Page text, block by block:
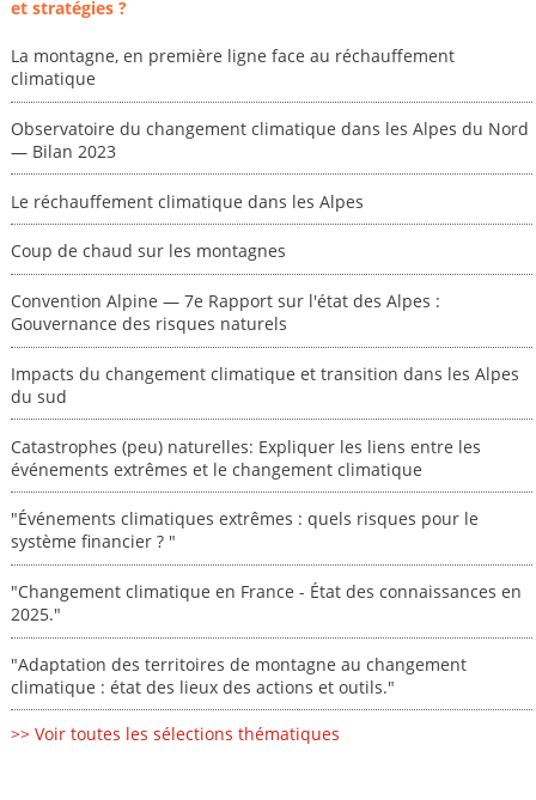
et stratégies ?
La montagne, en première ligne face au réchauffement
climatique
Observatoire du changement climatique dans les Alpes du Nord
— Bilan 2023
Le réchauffement climatique dans les Alpes
Coup de chaud sur les montagnes
Convention Alpine — 7e Rapport sur l'état des Alpes :
Gouvernance des risques naturels
Impacts du changement climatique et transition dans les Alpes
du sud
Catastrophes (peu) naturelles: Expliquer les liens entre les
événements extrêmes et le changement climatique
"Événements climatiques extrêmes : quels risques pour le
système financier ? "
"Changement climatique en France - État des connaissances en
2025."
"Adaptation des territoires de montagne au changement
climatique : état des lieux des actions et outils."
>> Voir toutes les sélections thématiques